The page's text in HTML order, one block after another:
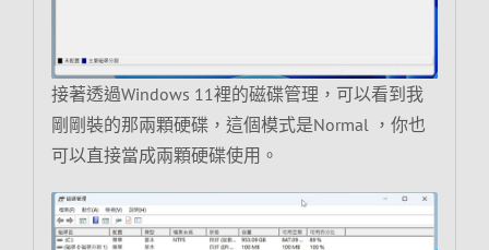
接著透過Windows 11裡的磁碟管理，可以看到我
剛剛裝的那兩顆硬碟，這個模式是Normal ，你也
可以直接當成兩顆硬碟使用。